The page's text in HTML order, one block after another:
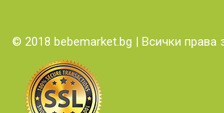
© 2018 bebemarket.bg | Всички права